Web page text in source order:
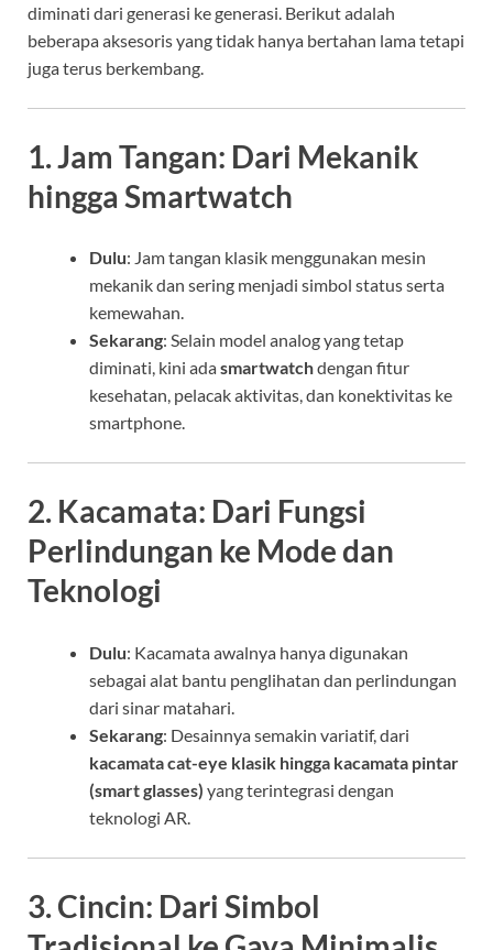
diminati dari generasi ke generasi. Berikut adalah
beberapa aksesoris yang tidak hanya bertahan lama tetapi
juga terus berkembang.
1. Jam Tangan: Dari Mekanik
hingga Smartwatch
Dulu: Jam tangan klasik menggunakan mesin
mekanik dan sering menjadi simbol status serta
kemewahan.
Sekarang: Selain model analog yang tetap
diminati, kini adasmartwatchdengan fitur
kesehatan, pelacak aktivitas, dan konektivitas ke
smartphone.
2. Kacamata: Dari Fungsi
Perlindungan ke Mode dan
Teknologi
Dulu: Kacamata awalnya hanya digunakan
sebagai alat bantu penglihatan dan perlindungan
dari sinar matahari.
Sekarang: Desainnya semakin variatif, dari
kacamata cat-eye klasik hingga kacamata pintar
(smart glasses) yang terintegrasi dengan
teknologi AR.
3. Cincin: Dari Simbol